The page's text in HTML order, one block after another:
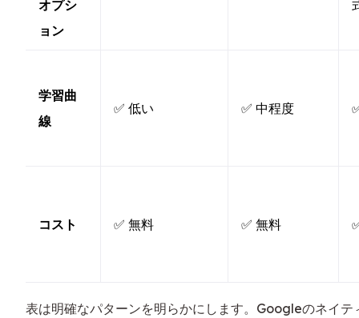
オプシ
ョン
学習曲
線
✅ 低い ✅ 中程度
コスト ✅ 無料 ✅ 無料
表は明確なパターンを明らかにします。Googleのネイテ